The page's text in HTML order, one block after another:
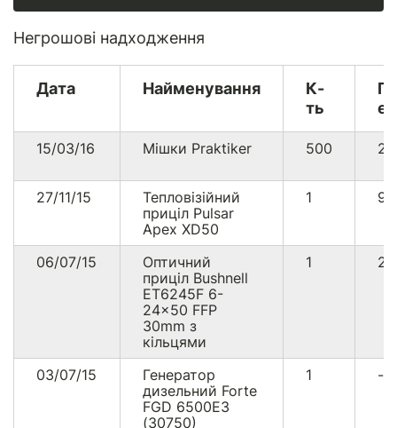
Негрошові надходження
Дата Найменування
К-
ть
15/03/16 Мішки Praktiker 500
27/11/15
Тепловізійний
приціл Pulsar
Apex XD50
1
06/07/15
Оптичний
приціл Bushnell
ET6245F 6-
24x50 FFP
30mm з
кільцями
1
03/07/15
Генератор
дизельний Forte
FGD 6500E3
(30750)
1 --